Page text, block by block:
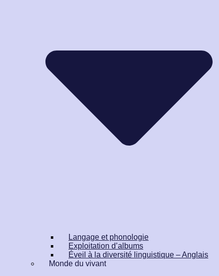
Langage et phonologie
Exploitation d’albums
Éveil à la diversité linguistique – Anglais
Monde du vivant